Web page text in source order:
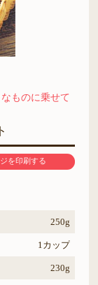
ものに乗せて
を印刷する
250g
1カップ
230g